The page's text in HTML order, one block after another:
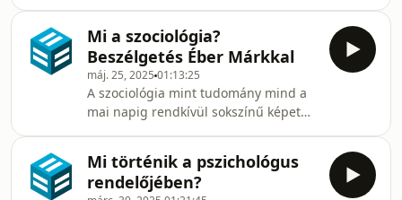
vendégei: dr. Bogár Nikolett, PhD
(gyógyszerész, család
marad meg valaki ezen a
forráshiányos területen, ahol a
jogszabályi környezet is egyre
nehezebb helyzetbe hozza az itt
dolgozókat? Köves Ferenccel a sajátos
nehézségekről és az apró örömökről
Fáber Ágoston beszélgetett.Sokak
számára a szociális szektor dolgo
Mi a szociológia?
Beszélgetés Éber Márkkal
máj. 25, 2025 01:13:25
A szociológia mint tudomány mind a
mai napig rendkívül sokszínű képet
jellemzi. Sőt, még a szociológia
meghatározása vagy az alapfogalmai
Mi történik a pszichológus
rendelőjében?